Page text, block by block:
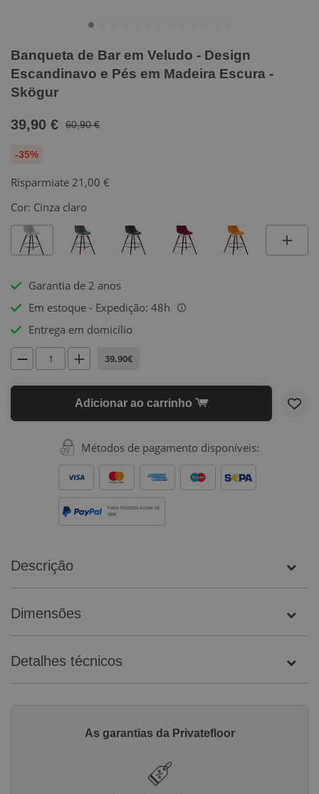
Banqueta de Bar em Veludo - Design
Escandinavo e Pés em Madeira Escura -
Skögur
39,90 € 60,90 €
-35%
Risparmiate 21,00 €
Cor: Cinza claro
Garantia de 2 anos
Em estoque - Expedição: 48h
i
Entrega em domicílio
39.90€
Adicionar ao carrinho
Métodos de pagamento disponíveis:
PARA PEDIDOS ACIMA DE
500€
Descrição
Dimensões
Detalhes técnicos
As garantias da Privatefloor